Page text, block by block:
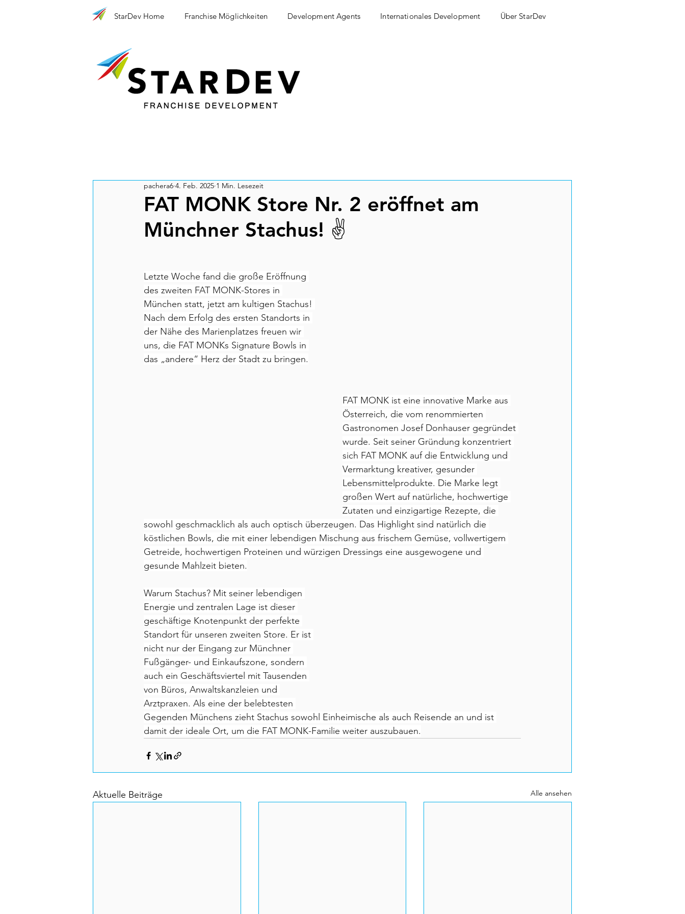
StarDev Home Franchise Möglichkeiten Development Agents Internationales Development Über StarDev
FAT MONK Store Nr. 2 eröffnet am
Münchner Stachus! ✌
pachera6 4. Feb. 2025 1 Min. Lesezeit
Letzte Woche fand die große Eröffnung
des zweiten FAT MONK-Stores in
München statt, jetzt am kultigen Stachus!
Nach dem Erfolg des ersten Standorts in
der Nähe des Marienplatzes freuen wir
uns, die FAT MONKs Signature Bowls in
das „andere“ Herz der Stadt zu bringen.
FAT MONK ist eine innovative Marke aus
Österreich, die vom renommierten
Gastronomen Josef Donhauser gegründet
wurde. Seit seiner Gründung konzentriert
sich FAT MONK auf die Entwicklung und
Vermarktung kreativer, gesunder
Lebensmittelprodukte. Die Marke legt
großen Wert auf natürliche, hochwertige
Zutaten und einzigartige Rezepte, die
sowohl geschmacklich als auch optisch überzeugen. Das Highlight sind natürlich die
köstlichen Bowls, die mit einer lebendigen Mischung aus frischem Gemüse, vollwertigem
Getreide, hochwertigen Proteinen und würzigen Dressings eine ausgewogene und
gesunde Mahlzeit bieten.
Warum Stachus? Mit seiner lebendigen
Energie und zentralen Lage ist dieser
geschäftige Knotenpunkt der perfekte
Standort für unseren zweiten Store. Er ist
nicht nur der Eingang zur Münchner
Fußgänger- und Einkaufszone, sondern
auch ein Geschäftsviertel mit Tausenden
von Büros, Anwaltskanzleien und
Arztpraxen. Als eine der belebtesten
Gegenden Münchens zieht Stachus sowohl Einheimische als auch Reisende an und ist
damit der ideale Ort, um die FAT MONK-Familie weiter auszubauen.
Aktuelle Beiträge Alle ansehen